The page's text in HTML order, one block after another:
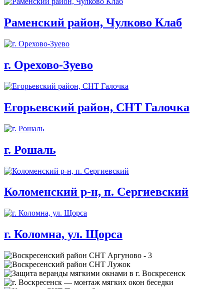
Раменский район, Чулково Клаб
г. Орехово-Зуево
Егорьевский район, СНТ Галочка
г. Рошаль
Коломенский р-н, п. Сергиевский
г. Коломна, ул. Щорса